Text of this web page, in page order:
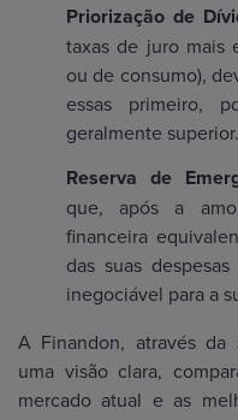
Priorização de
taxas de juro mais
ou de consumo),
essas primeiro,
geralmente superior.
Reserva de
que, após a
financeira
das suas
inegociável para a
A Finandon, através da
uma visão clara,
mercado atual e as